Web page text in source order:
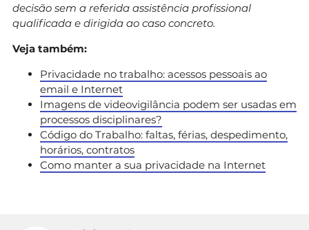
decisão sem a referida assistência profissional
qualificada e dirigida ao caso concreto.
Veja também:
Privacidade no trabalho: acessos pessoais ao
email e Internet
Imagens de videovigilância podem ser usadas em
processos disciplinares?
Código do Trabalho: faltas, férias, despedimento,
horários, contratos
Como manter a sua privacidade na Internet